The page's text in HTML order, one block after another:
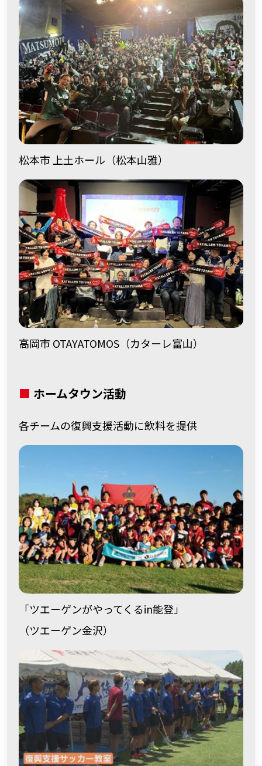
松本市 上土ホール （松本山雅）
高岡市 OTAYATOMOS （カターレ富山）
■ ホームタウン活動
各チームの復興支援活動に飲料を提供
「ツエーゲンがやってくるin能登」
（ツエーゲン金沢）